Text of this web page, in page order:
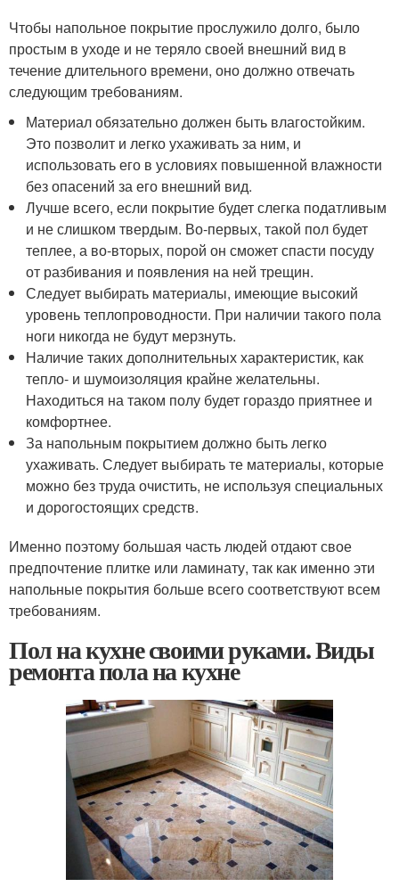
Чтобы напольное покрытие прослужило долго, было
простым в уходе и не теряло своей внешний вид в
течение длительного времени, оно должно отвечать
следующим требованиям.
Материал обязательно должен быть влагостойким.
Это позволит и легко ухаживать за ним, и
использовать его в условиях повышенной влажности
без опасений за его внешний вид.
Лучше всего, если покрытие будет слегка податливым
и не слишком твердым. Во-первых, такой пол будет
теплее, а во-вторых, порой он сможет спасти посуду
от разбивания и появления на ней трещин.
Следует выбирать материалы, имеющие высокий
уровень теплопроводности. При наличии такого пола
ноги никогда не будут мерзнуть.
Наличие таких дополнительных характеристик, как
тепло- и шумоизоляция крайне желательны.
Находиться на таком полу будет гораздо приятнее и
комфортнее.
За напольным покрытием должно быть легко
ухаживать. Следует выбирать те материалы, которые
можно без труда очистить, не используя специальных
и дорогостоящих средств.
Именно поэтому большая часть людей отдают свое
предпочтение плитке или ламинату, так как именно эти
напольные покрытия больше всего соответствуют всем
требованиям.
Пол на кухне своими руками. Виды
ремонта пола на кухне